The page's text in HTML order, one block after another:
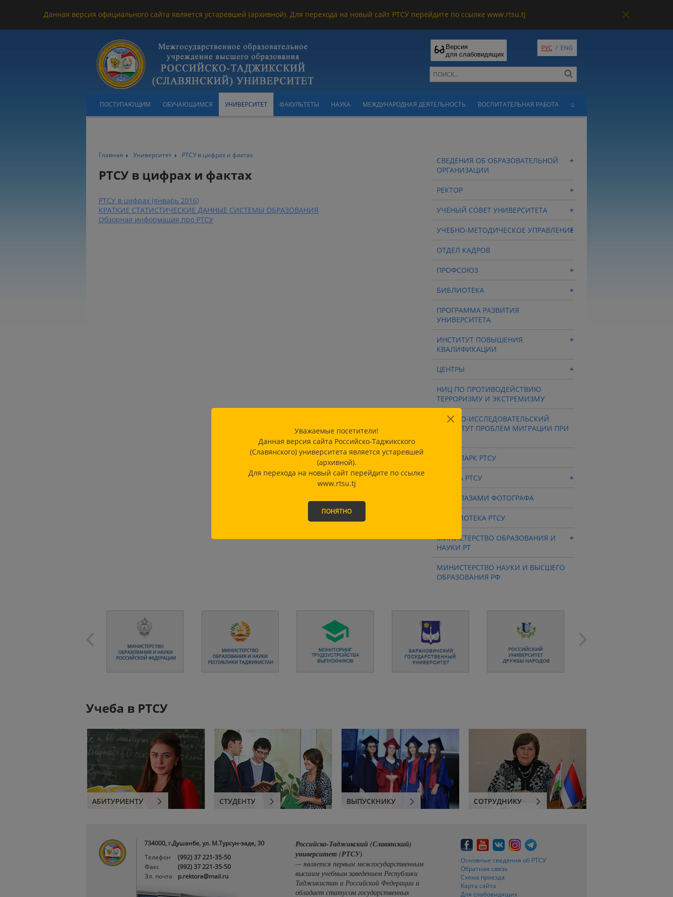
Данная версия официального сайта является устаревшей (архивной). Для перехода на новый сайт РТСУ перейдите по ссылке www.rtsu.tj
Версия
для слабовидящих
РУС / ENG
ПОСТУПАЮЩИМ ОБУЧАЮЩИМСЯ УНИВЕРСИТЕТ ФАКУЛЬТЕТЫ НАУКА МЕЖДУНАРОДНАЯ ДЕЯТЕЛЬНОСТЬ ВОСПИТАТЕЛЬНАЯ РАБОТА ⌂
Главная Университет РТСУ в цифрах и фактах
РТСУ в цифрах и фактах
РТСУ в цифрах (январь 2016)
КРАТКИЕ СТАТИСТИЧЕСКИЕ ДАННЫЕ СИСТЕМЫ ОБРАЗОВАНИЯ
Обзорная информация про РТСУ
СВЕДЕНИЯ ОБ ОБРАЗОВАТЕЛЬНОЙ
ОРГАНИЗАЦИИ
РЕКТОР
УЧЕНЫЙ СОВЕТ УНИВЕРСИТЕТА
УЧЕБНО-МЕТОДИЧЕСКОЕ УПРАВЛЕНИЕ
ОТДЕЛ КАДРОВ
ПРОФСОЮЗ
БИБЛИОТЕКА
ПРОГРАММА РАЗВИТИЯ
УНИВЕРСИТЕТА
ИНСТИТУТ ПОВЫШЕНИЯ
КВАЛИФИКАЦИИ
ЦЕНТРЫ
НИЦ ПО ПРОТИВОДЕЙСТВИЮ
ТЕРРОРИЗМУ И ЭКСТРЕМИЗМУ
НАУЧНО-ИССЛЕДОВАТЕЛЬСКИЙ
ИНСТИТУТ ПРОБЛЕМ МИГРАЦИИ ПРИ
ТЕХНОПАРК РТСУ
ШКОЛА РТСУ
РТСУ ГЛАЗАМИ ФОТОГРАФА
ФИЛЬМОТЕКА РТСУ
МИНИСТЕРСТВО ОБРАЗОВАНИЯ И
НАУКИ РТ
МИНИСТЕРСТВО НАУКИ И ВЫСШЕГО
ОБРАЗОВАНИЯ РФ
Учеба в РТСУ
АБИТУРИЕНТУ СТУДЕНТУ ВЫПУСКНИКУ СОТРУДНИКУ
734000, г.Душанбе, ул. М.Турсун-заде, 30
Телефон
(992) 37 221-35-50
Факс
(992) 37 221-35-50
Эл. почта
p.rektora@mail.ru
Российско-Таджикский (Славянский)
университет (РТСУ)
— является первым межгосударственным
высшим учебным заведением Республики
Таджикистан и Российской Федерации и
обладает статусом государственных
Основные сведения об РТСУ
Обратная связь
Схема проезда
Карта сайта
Для слабовидящих
Уважаемые посетители!
Данная версия сайта Российско-Таджикского
(Славянского) университета является устаревшей
(архивной).
Для перехода на новый сайт перейдите по ссылке
www.rtsu.tj
ПОНЯТНО